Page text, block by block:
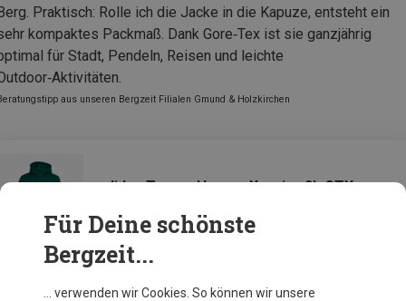
Praktisch: Rolle ich die Jacke in die Kapuze, entsteht ein
kompaktes Packmaß. Dank Gore‑Tex ist sie ganzjährig
für Stadt, Pendeln, Reisen und leichte
aus unseren Bergzeit Filialen Gmund & Holzkirchen
adidas Terrex Herren Xperior 2L GTX
Zur Produktseite
Für Deine schönste
Bergzeit...
… verwenden wir Cookies. So können wir unsere